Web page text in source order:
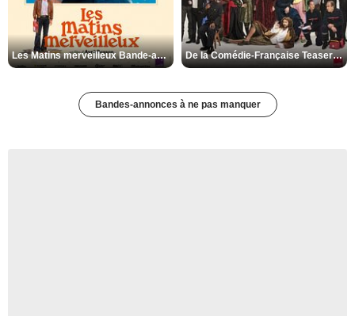
Les Matins merveilleux Bande-annonce VF De la Comédie-Française Teaser VF
Bandes-annonces à ne pas manquer